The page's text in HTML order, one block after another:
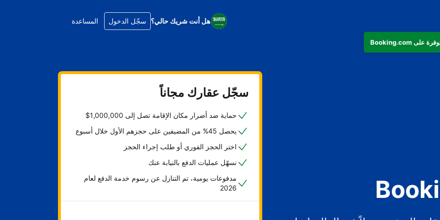
هل أنت شريك حالي؟ سجّل الدخول المساعدة
سجّل عقارك مجاناً
حماية ضد أضرار مكان الإقامة تصل إلى 1,000,000$
يحصل 45% من المضيفين على حجزهم الأول خلال أسبوع
اختر الحجز الفوري أو طلب إجراء الحجز
نسهّل عمليات الدفع بالنيابة عنك
مدفوعات يومية، تم التنازل عن رسوم خدمة الدفع لعام
2026